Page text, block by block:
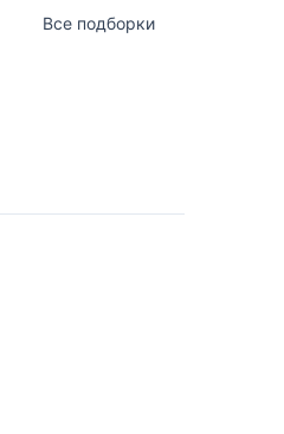
Все подборки